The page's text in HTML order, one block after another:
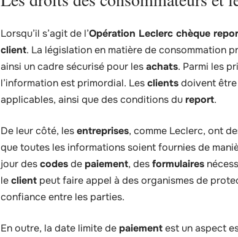
Lorsqu’il s’agit de l’Opération Leclerc chèque
client. La législation en matière de consommation
ainsi un cadre sécurisé pour lesachats. Parmi les
l’information est primordial. Lesclientsdoivent
applicables, ainsi que des conditions dureport.
De leur côté, lesentreprises, comme Leclerc, ont
que toutes les informations soient fournies de
jour descodesdepaiement, desformulaires
leclient peut faire appel à des organismes de
confiance entre les parties.
En outre, la date limite depaiementest un aspect